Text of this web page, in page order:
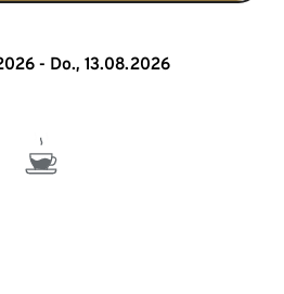
- Do., 13.08.2026